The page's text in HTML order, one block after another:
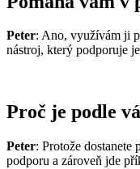
Peter: Ano, využívám ji
nástroj, který podporuje
Proč je podle
Peter: Protože dostanete
podporu a zároveň jde